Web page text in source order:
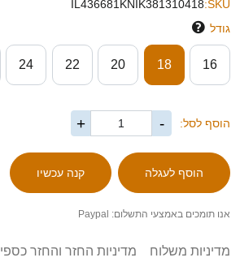
SKU:
IL436681KNIK381310418
גודל
16
18
20
22
24
הוסף לסל: -
+
אנו תומכים באמצעי התשלום: Paypal
מדיניות משלוח מדיניות החזר והחזר כספי